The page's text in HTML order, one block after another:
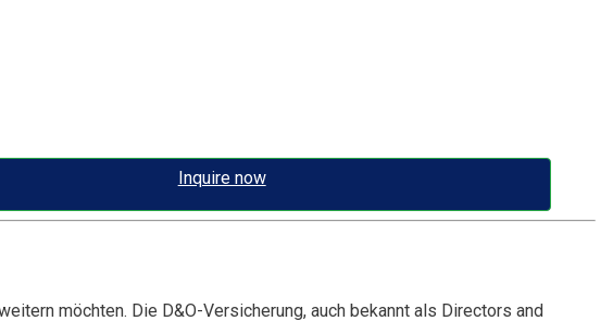
Inquire now
möchten. Die D&O-Versicherung, auch bekannt als Directors and